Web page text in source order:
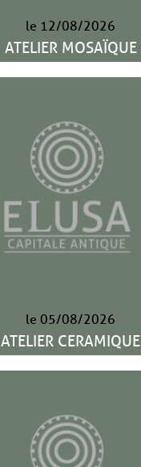
le 12/08/2026
ATELIER MOSAÏQUE
le 05/08/2026
ATELIER CERAMIQUE